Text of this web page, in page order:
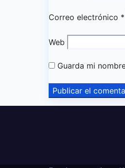
Correo electrónico *
Web
Guarda mi